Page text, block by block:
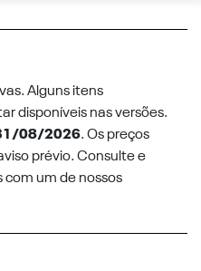
Alguns itens
disponíveis nas versões.
08/2026. Os preços
prévio. Consulte e
um de nossos